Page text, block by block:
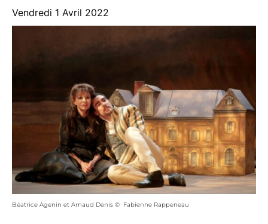
Vendredi 1 Avril 2022
Béatrice Agenin et Arnaud Denis © Fabienne Rappeneau